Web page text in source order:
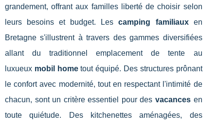
grandement, offrant aux familles liberté de choisir selon
leurs besoins et budget. Lescamping familiauxen
Bretagne s'illustrent à travers des gammes diversifiées
allant du traditionnel emplacement de tente au
luxueux mobil hometout équipé. Des structures prônant
le confort avec modernité, tout en respectant l'intimité de
chacun, sont un critère essentiel pour desvacances en
toute quiétude. Des kitchenettes aménagées, des